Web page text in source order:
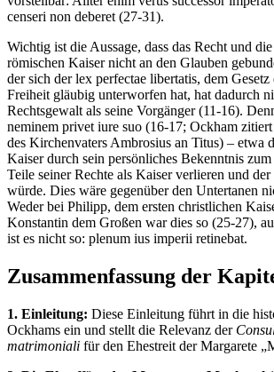
censeri non deberet (27-31).
Wichtig ist die Aussage, dass das Recht und
römischen Kaiser nicht an den Glauben
der sich der lex perfectae libertatis, dem
Freiheit gläubig unterworfen hat, hat dadurch
Rechtsgewalt als seine Vorgänger (11-16).
neminem privet iure suo (16-17; Ockham
des Kirchenvaters Ambrosius an Titus) – etwa
Kaiser durch sein persönliches Bekenntnis
Teile seiner Rechte als Kaiser verlieren und
würde. Dies wäre gegenüber den Untertanen
Weder bei Philipp, dem ersten christlichen
Konstantin dem Großen war dies so (25-27),
ist es nicht so: plenum ius imperii retinebat.
Zusammenfassung der
1. Einleitung: Diese Einleitung führt in die
Ockhams ein und stellt die Relevanz der
matrimoniali für den Ehestreit der Margarete